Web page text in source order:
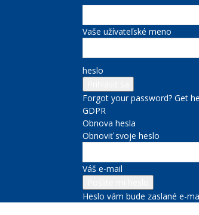
Vaše užívateľské meno
heslo
Forgot your password? Get
GDPR
Obnova hesla
Obnoviť svoje heslo
Váš e-mail
Heslo vám bude zaslané e-